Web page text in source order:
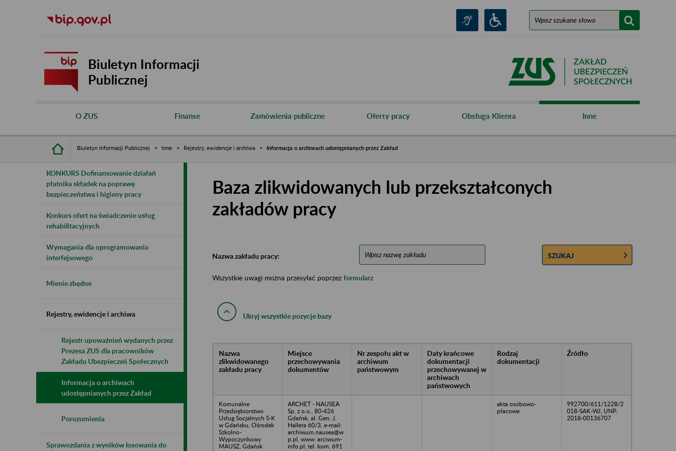
Biuletyn Informacji
Publicznej
O ZUS Finanse Zamówienia publiczne Oferty pracy Obsługa Klienta Inne
Biuletyn Informacji Publicznej Inne Rejestry, ewidencje i archiwa Informacja o archiwach udostępnianych przez Zakład
KONKURS Dofinansowanie działań
płatnika składek na poprawę
bezpieczeństwa i higieny pracy
Konkurs ofert na świadczenie usług
rehabilitacyjnych
Wymagania dla oprogramowania
interfejsowego
Mienie zbędne
Rejestry, ewidencje i archiwa
Rejestr upoważnień wydanych przez
Prezesa ZUS dla pracowników
Zakładu Ubezpieczeń Społecznych
Informacja o archiwach
udostępnianych przez Zakład
Porozumienia
Sprawozdania z wyników losowania do
Baza zlikwidowanych lub przekształconych
zakładów pracy
Nazwa zakładu pracy: SZUKAJ
Wszystkie uwagi można przesyłać poprzez formularz
Ukryj wszystkie pozycje bazy
Nazwa
zlikwidowanego
zakładu pracy
Miejsce
przechowywania
dokumentów
Nr zespołu akt w
archiwum
państwowym
Daty krańcowe
dokumentacji
przechowywanej w
archiwach
państwowych
Rodzaj
dokumentacji
Źródło
Komunalne
Przedsiębiorstwo
Usług Socjalnych S-K
w Gdańsku, Ośrodek
Szkolno-
Wypoczynkowy
MAUSZ, Gdańsk
ARCHET - NAUSEA
Sp. z o.o., 80-426
Gdańsk, al. Gen. J.
Hallera 60/3, e-mail:
archiwum.nausea@w
p.pl, www: arciwum-
info.pl; tel. kom. 691
akta osobowo-
płacowe
992700/611/1228/2
018-SAK-WJ, UNP:
2018-00136707